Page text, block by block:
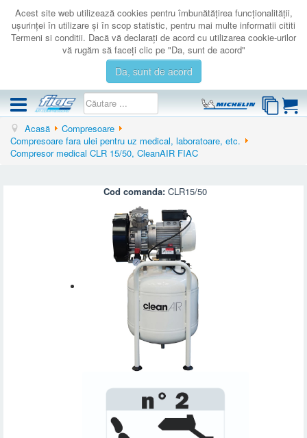
Acest site web utilizează cookies pentru îmbunătăţirea funcţionalităţii,
uşurinţei în utilizare şi în scop statistic, pentru mai multe informatii cititi
Termeni si conditii. Dacă vă declaraţi de acord cu utilizarea cookie-urilor
vă rugăm să faceţi clic pe "Da, sunt de acord"
Da, sunt de acord
COMPRESOARE
ACCESORII
AUTENTIFICARE
Acasă
Compresoare
Compresoare fara ulei pentru uz medical, laboratoare, etc.
Compresor medical CLR 15/50, CleanAIR FIAC
Cod comanda: CLR15/50